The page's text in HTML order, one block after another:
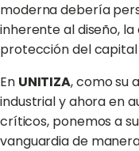
moderna debería
inherente al diseño,
protección del capital
En UNITIZA, como su
industrial y ahora en
críticos, ponemos a
vanguardia de